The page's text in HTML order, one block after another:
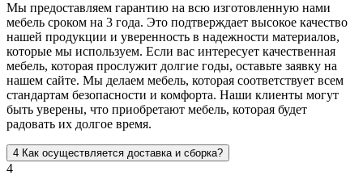
Мы предоставляем гарантию на всю изготовленную нами
мебель сроком на 3 года. Это подтверждает высокое качество
нашей продукции и уверенность в надежности материалов,
которые мы используем. Если вас интересует качественная
мебель, которая прослужит долгие годы, оставьте заявку на
нашем сайте. Мы делаем мебель, которая соответствует всем
стандартам безопасности и комфорта. Наши клиенты могут
быть уверены, что приобретают мебель, которая будет
радовать их долгое время.
4 Как осуществляется доставка и сборка?
4